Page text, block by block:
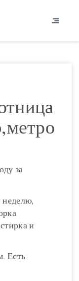
за
неделю,
и
Есть